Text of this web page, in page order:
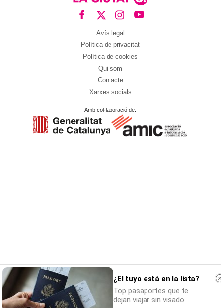
Avís legal
Política de privacitat
Política de cookies
Qui som
Contacte
Xarxes socials
Amb col·laboració de:
¿El tuyo está en la lista?
Top pasaportes que te
dejan viajar sin visado